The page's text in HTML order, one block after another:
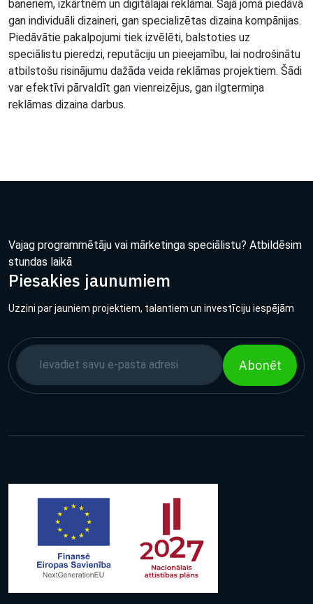
baneriem, izkārtnēm un digitālajai reklāmai. Šajā jomā piedāvā
gan individuāli dizaineri, gan specializētas dizaina kompānijas.
Piedāvātie pakalpojumi tiek izvēlēti, balstoties uz
speciālistu pieredzi, reputāciju un pieejamību, lai nodrošinātu
atbilstošu risinājumu dažāda veida reklāmas projektiem. Šādi
var efektīvi pārvaldīt gan vienreizējus, gan ilgtermiņa
reklāmas dizaina darbus.
Vajag programmētāju vai mārketinga speciālistu? Atbildēsim
stundas laikā
Piesakies jaunumiem
Uzzini par jauniem projektiem, talantiem un investīciju iespējām
Abonēt